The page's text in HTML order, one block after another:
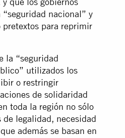
nacional” y
para reprimir
la “seguridad
utilizados los
o restringir
de solidaridad
toda la región no sólo
legalidad, necesidad
además se basan en